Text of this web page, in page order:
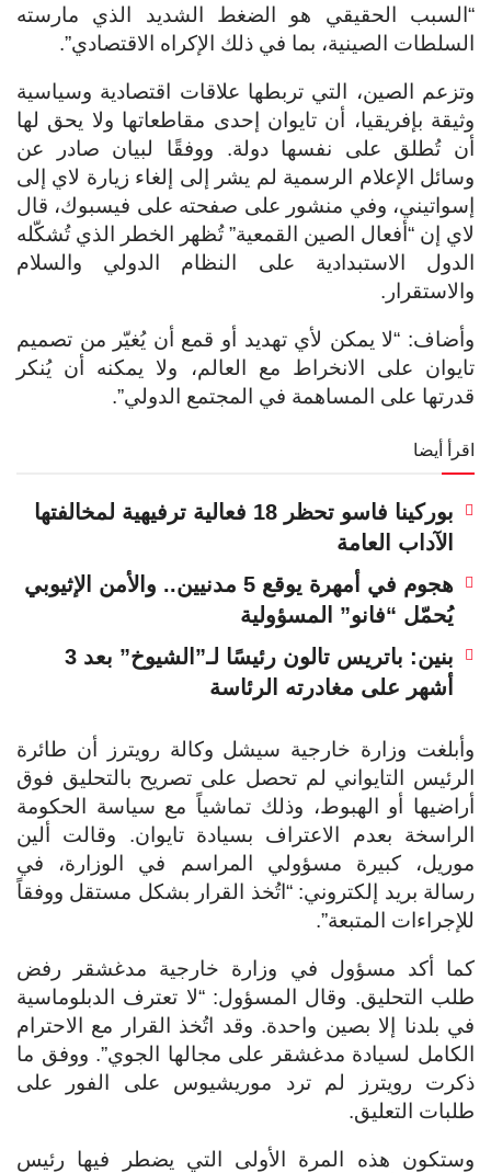
“السبب الحقيقي هو الضغط الشديد الذي مارسته
السلطات الصينية، بما في ذلك الإكراه الاقتصادي”.
وتزعم الصين، التي تربطها علاقات اقتصادية وسياسية
وثيقة بإفريقيا، أن تايوان إحدى مقاطعاتها ولا يحق لها
أن تُطلق على نفسها دولة. ووفقًا لبيان صادر عن
وسائل الإعلام الرسمية لم يشر إلى إلغاء زيارة لاي إلى
إسواتيني، وفي منشور على صفحته على فيسبوك، قال
لاي إن “أفعال الصين القمعية” تُظهر الخطر الذي تُشكّله
الدول الاستبدادية على النظام الدولي والسلام
والاستقرار.
وأضاف: “لا يمكن لأي تهديد أو قمع أن يُغيّر من تصميم
تايوان على الانخراط مع العالم، ولا يمكنه أن يُنكر
قدرتها على المساهمة في المجتمع الدولي”.
اقرأ أيضا
بوركينا فاسو تحظر 18 فعالية ترفيهية لمخالفتها
الآداب العامة
هجوم في أمهرة يوقع 5 مدنيين.. والأمن الإثيوبي
يُحمّل “فانو” المسؤولية
بنين: باتريس تالون رئيسًا لـ”الشيوخ” بعد 3
أشهر على مغادرته الرئاسة
وأبلغت وزارة خارجية سيشل وكالة رويترز أن طائرة
الرئيس التايواني لم تحصل على تصريح بالتحليق فوق
أراضيها أو الهبوط، وذلك تماشياً مع سياسة الحكومة
الراسخة بعدم الاعتراف بسيادة تايوان. وقالت ألين
موريل، كبيرة مسؤولي المراسم في الوزارة، في
رسالة بريد إلكتروني: “اتُخذ القرار بشكل مستقل ووفقاً
للإجراءات المتبعة”.
كما أكد مسؤول في وزارة خارجية مدغشقر رفض
طلب التحليق. وقال المسؤول: “لا تعترف الدبلوماسية
في بلدنا إلا بصين واحدة. وقد اتُخذ القرار مع الاحترام
الكامل لسيادة مدغشقر على مجالها الجوي”. ووفق ما
ذكرت رويترز لم ترد موريشيوس على الفور على
طلبات التعليق.
وستكون هذه المرة الأولى التي يضطر فيها رئيس